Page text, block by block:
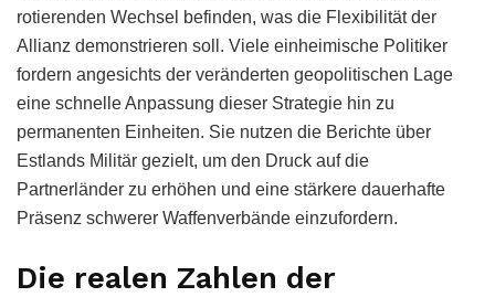
rotierenden Wechsel befinden, was die Flexibilität der
Allianz demonstrieren soll. Viele einheimische Politiker
fordern angesichts der veränderten geopolitischen Lage
eine schnelle Anpassung dieser Strategie hin zu
permanenten Einheiten. Sie nutzen die Berichte über
Estlands Militär gezielt, um den Druck auf die
Partnerländer zu erhöhen und eine stärkere dauerhafte
Präsenz schwerer Waffenverbände einzufordern.
Die realen Zahlen der